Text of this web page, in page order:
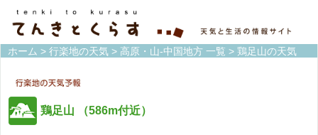
ホーム > 行楽地の天気 > 高原・山-中国地方 一覧 > 鶏足山の天気
鶏足山 （586m付近）